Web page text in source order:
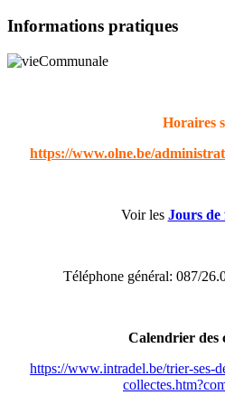
Informations pratiques
Horaires
https://www.olne.be/
Voir les Jours de
Téléphone général: 087/
Calendrier des
https://www.intradel.be/trier-ses-